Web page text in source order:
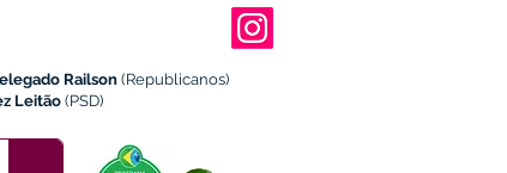
Railson (Republicanos)
Leitão (PSD)